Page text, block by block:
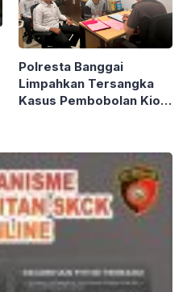
Polresta Banggai
Limpahkan Tersangka
Kasus Pembobolan Kios